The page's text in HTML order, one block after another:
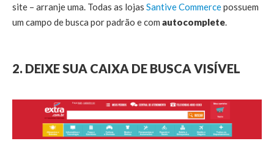
site – arranje uma. Todas as lojas Santive Commercepossuem
um campo de busca por padrão e com autocomplete
2. DEIXE SUA CAIXA DE BUSCA VISÍVEL